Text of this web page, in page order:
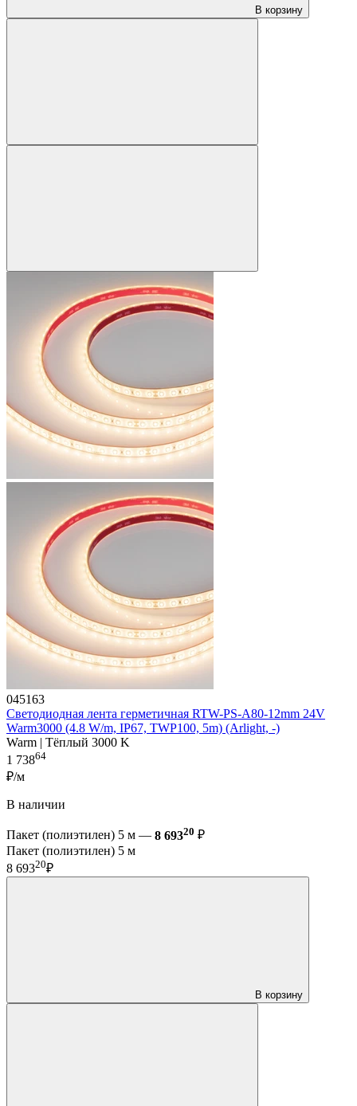
В корзину
045163
Светодиодная лента герметичная RTW-PS-A80-12mm 24V
Warm3000 (4.8 W/m, IP67, TWP100, 5m) (Arlight, -)
Warm | Тёплый 3000 K
1 73864
₽/м
В наличии
Пакет (полиэтилен) 5 м — 8 69320 ₽
Пакет (полиэтилен) 5 м
8 69320₽
В корзину